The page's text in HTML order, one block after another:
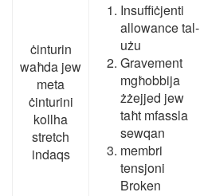
ċinturin
waħda jew
meta
ċinturini
kollha
stretch
indaqs
Insuffiċjenti
allowance tal-
użu
Gravement
mgħobbija
żżejjed jew
taħt mfassla
sewqan
membri
tensjoni
Broken